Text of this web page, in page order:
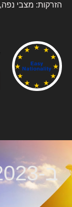
הזרקות: מצבי
ב-2023 להיות קירח זה